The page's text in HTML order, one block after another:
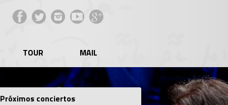
TOUR MAIL
Próximos conciertos